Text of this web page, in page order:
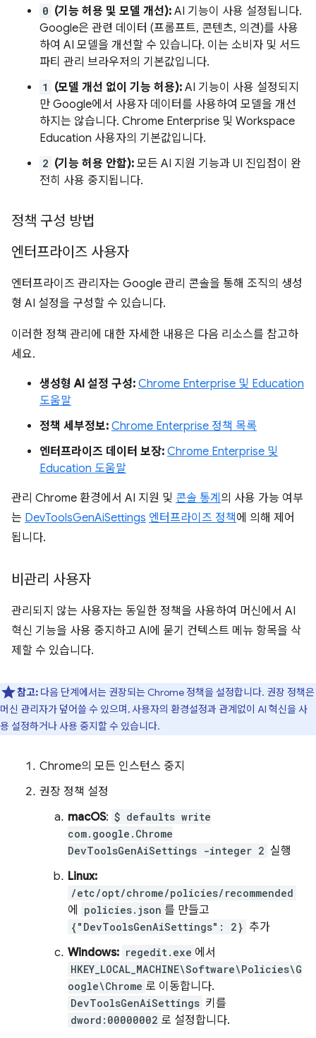
0 (기능 허용 및 모델 개선): AI 기능이 사용 설정됩니다.
Google은 관련 데이터 (프롬프트, 콘텐츠, 의견)를 사용
하여 AI 모델을 개선할 수 있습니다. 이는 소비자 및 서드
파티 관리 브라우저의 기본값입니다.
1 (모델 개선 없이 기능 허용): AI 기능이 사용 설정되지
만 Google에서 사용자 데이터를 사용하여 모델을 개선
하지는 않습니다. Chrome Enterprise 및 Workspace
Education 사용자의 기본값입니다.
2 (기능 허용 안함): 모든 AI 지원 기능과 UI 진입점이 완
전히 사용 중지됩니다.
정책 구성 방법
엔터프라이즈 사용자
엔터프라이즈 관리자는 Google 관리 콘솔을 통해 조직의 생성
형 AI 설정을 구성할 수 있습니다.
이러한 정책 관리에 대한 자세한 내용은 다음 리소스를 참고하
세요.
생성형 AI 설정 구성: Chrome Enterprise 및 Education
도움말
정책 세부정보: Chrome Enterprise 정책 목록
엔터프라이즈 데이터 보장: Chrome Enterprise 및
Education 도움말
관리 Chrome 환경에서 AI 지원 및 콘솔 통계 의 사용 가능 여부
는 DevToolsGenAiSettings 엔터프라이즈 정책에 의해 제어
됩니다.
비관리 사용자
관리되지 않는 사용자는 동일한 정책을 사용하여 머신에서 AI
혁신 기능을 사용 중지하고 AI에 묻기 컨텍스트 메뉴 항목을 삭
제할 수 있습니다.
참고: 다음 단계에서는 권장되는 Chrome 정책을 설정합니다. 권장 정책은
머신 관리자가 덮어쓸 수 있으며, 사용자의 환경설정과 관계없이 AI 혁신을 사
용 설정하거나 사용 중지할 수 있습니다.
Chrome의 모든 인스턴스 중지
권장 정책 설정
macOS: $ defaults write
com.google.Chrome
DevToolsGenAiSettings -integer 2 실행
Linux:
/etc/opt/chrome/policies/recommended
에 policies.json 를 만들고
{"DevToolsGenAiSettings": 2} 추가
Windows: regedit.exe 에서
HKEY_LOCAL_MACHINE\Software\Policies\G
oogle\Chrome 로 이동합니다.
DevToolsGenAiSettings 키를
dword:00000002 로 설정합니다.